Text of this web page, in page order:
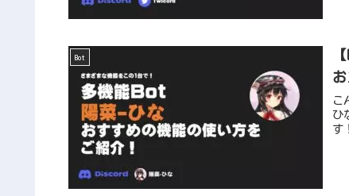
Bot
こ
ひ
す